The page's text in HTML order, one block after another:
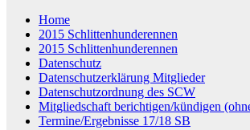
Home
2015 Schlittenhunderennen
2015 Schlittenhunderennen
Datenschutz
Datenschutzerklärung Mitglieder
Datenschutzordnung des SCW
Mitgliedschaft berichtigen/kündigen
Termine/Ergebnisse 17/18 SB